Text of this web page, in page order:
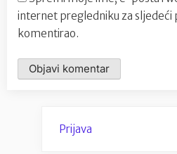
internet pregledniku za sljedeći
komentirao.
Prijava